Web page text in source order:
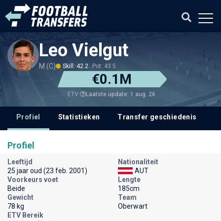
Leo Vielgut
M (C) Skill: 42.2 Pot: 43.5
€0.1M
ETV Laatste update: 1 aug. 26
Profiel Statistieken Transfer geschiedenis
Profiel
Leeftijd
25 jaar oud (23 feb. 2001)
Nationaliteit
AUT
Voorkeurs voet
Beide
Lengte
185cm
Gewicht
78 kg
Team
Oberwart
ETV Bereik